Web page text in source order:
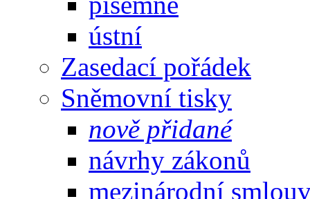
ústní
Zasedací pořádek
Sněmovní tisky
nově přidané
návrhy zákonů
mezinárodní